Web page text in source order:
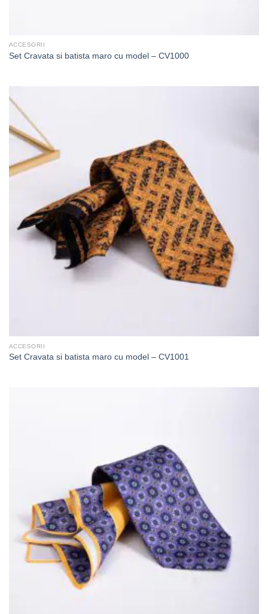
ACCESORII
Set Cravata si batista maro cu model – CV1000
ACCESORII
Set Cravata si batista maro cu model – CV1001